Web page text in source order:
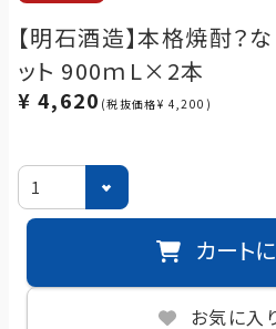
【明石酒造】本格焼酎？
ット 900ｍL×2本
¥ 4,620 (税抜価格¥ 4,200)
カート
お気に入